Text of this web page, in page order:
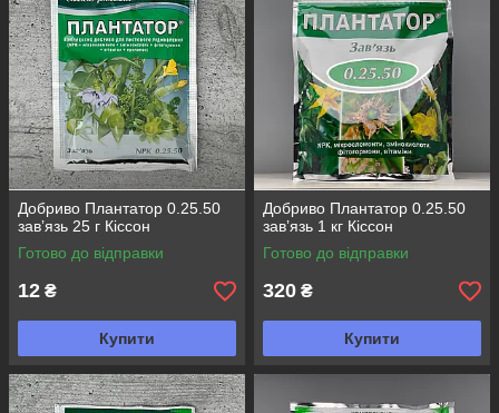
Добриво Плантатор 0.25.50
завʼязь 25 г Кіссон
Готово до відправки
12 ₴
Купити
Добриво Плантатор 0.25.50
завʼязь 1 кг Кіссон
Готово до відправки
320 ₴
Купити